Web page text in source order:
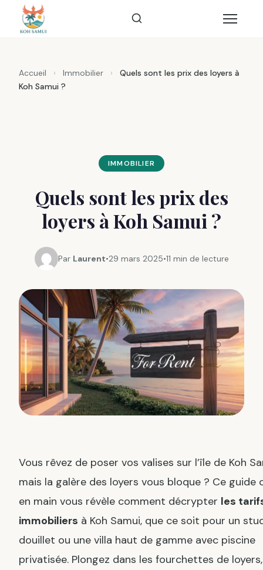
Accueil › Immobilier ›
Quels sont les prix des loyers à
Koh Samui ?
IMMOBILIER
Quels sont les prix des
loyers à Koh Samui ?
Par Laurent•29 mars 2025•11 min de lecture
Vous rêvez de poser vos valises sur l’île de Koh
mais la galère des loyers vous bloque ? Ce guide
en main vous révèle comment décrypter les
immobiliers à Koh Samui, que ce soit pour un
douillet ou une villa haut de gamme avec piscine
privatisée. Plongez dans les fourchettes de